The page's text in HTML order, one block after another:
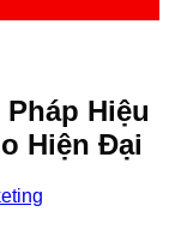
Hiệu
Hiện Đại